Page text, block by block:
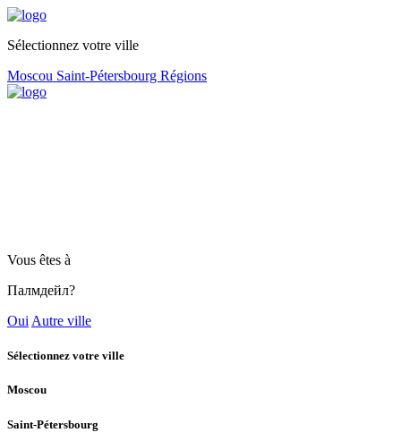
Sélectionnez votre ville
Moscou Saint-Pétersbourg Régions
Vous êtes à
Палмдейл?
Oui Autre ville
Sélectionnez votre ville
Moscou
Saint-Pétersbourg